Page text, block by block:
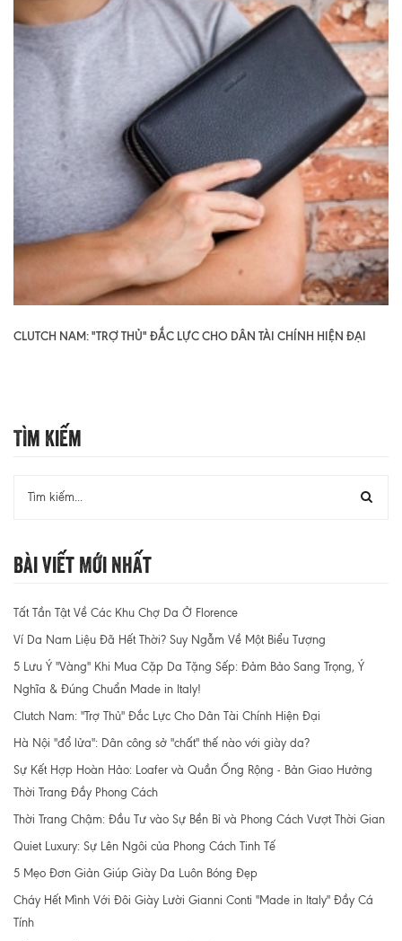
CLUTCH NAM: "TRỢ THỦ" ĐẮC LỰC CHO DÂN TÀI CHÍNH HIỆN ĐẠI
Tìm Kiếm
Bài Viết Mới Nhất
Tất Tần Tật Về Các Khu Chợ Da Ở Florence
Ví Da Nam Liệu Đã Hết Thời? Suy Ngẫm Về Một Biểu Tượng
5 Lưu Ý "Vàng" Khi Mua Cặp Da Tặng Sếp: Đảm Bảo Sang Trọng, Ý
Nghĩa & Đúng Chuẩn Made in Italy!
Clutch Nam: "Trợ Thủ" Đắc Lực Cho Dân Tài Chính Hiện Đại
Hà Nội "đổ lửa": Dân công sở "chất" thế nào với giày da?
Sự Kết Hợp Hoàn Hảo: Loafer và Quần Ống Rộng - Bản Giao Hưởng
Thời Trang Đầy Phong Cách
Thời Trang Chậm: Đầu Tư vào Sự Bền Bỉ và Phong Cách Vượt Thời Gian
Quiet Luxury: Sự Lên Ngôi của Phong Cách Tinh Tế
5 Mẹo Đơn Giản Giúp Giày Da Luôn Bóng Đẹp
Cháy Hết Mình Với Đôi Giày Lười Gianni Conti "Made in Italy" Đầy Cá
Tính